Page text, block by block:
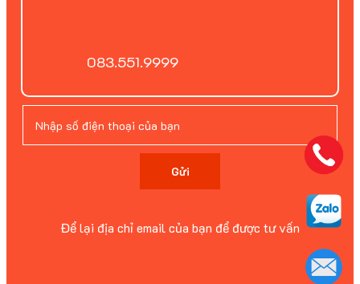
083.551.9999
Gửi
Để lại địa chỉ email của bạn để được tư vấn